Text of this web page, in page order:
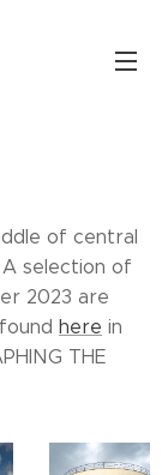
of central
selection of
2023 are
here in
THE